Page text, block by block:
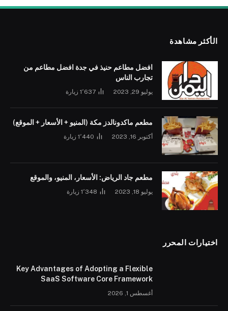
الأكثر مشاهدة
افضل مطاعم حنيذ في جدة افضل مطاعم من
تجارب الناس
يوليو 29, 2023 1٬637 زيارة
مطعم ماكدونالدز مكة (المنيو + الأسعار + الموقع)
أكتوبر 16, 2023 1٬440 زيارة
مطعم جاد الرياض: الأسعار، المنيو، والموقع
يوليو 18, 2023 1٬348 زيارة
اختيارات المحرر
Key Advantages of Adopting a Flexible
SaaS Software Core Framework
أغسطس 1, 2026